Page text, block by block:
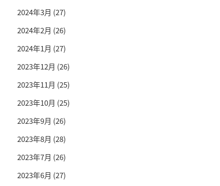
2024年3月 (27)
2024年2月 (26)
2024年1月 (27)
2023年12月 (26)
2023年11月 (25)
2023年10月 (25)
2023年9月 (26)
2023年8月 (28)
2023年7月 (26)
2023年6月 (27)